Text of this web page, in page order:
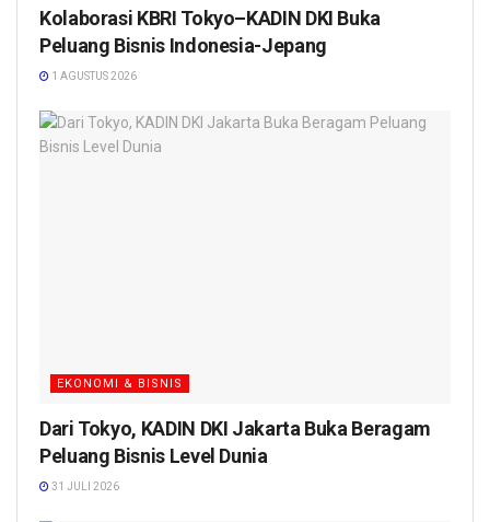
Kolaborasi KBRI Tokyo–KADIN DKI Buka
Peluang Bisnis Indonesia-Jepang
1 AGUSTUS 2026
EKONOMI & BISNIS
Dari Tokyo, KADIN DKI Jakarta Buka Beragam
Peluang Bisnis Level Dunia
31 JULI 2026